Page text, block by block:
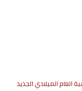
العام الميلادي الجديد